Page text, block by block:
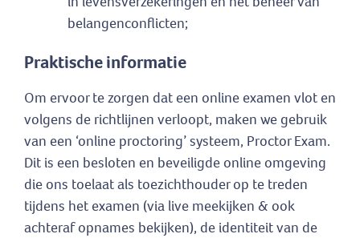
belangenconflicten;
Praktische informatie
Om ervoor te zorgen dat een online examen vlot en
volgens de richtlijnen verloopt, maken we gebruik
van een ‘online proctoring’ systeem, Proctor Exam.
Dit is een besloten en beveiligde online omgeving
die ons toelaat als toezichthouder op te treden
tijdens het examen (via live meekijken & ook
achteraf opnames bekijken), de identiteit van de